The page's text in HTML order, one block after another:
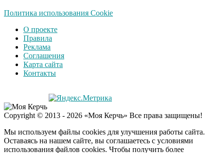
Политика использования Cookie
О проекте
Правила
Реклама
Соглашения
Карта сайта
Контакты
Copyright © 2013 - 2026 «Моя Керчь» Все права защищены!
Мы используем файлы cookies для улучшения работы сайта.
Оставаясь на нашем сайте, вы соглашаетесь с условиями
использования файлов cookies. Чтобы получить более